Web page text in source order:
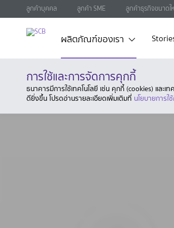
ลูกค้าบุคคล ลูกค้า SME ลูกค้าธุรกิจขนาด
ผลิตภัณฑ์ของเรา
การใช้และการจัดการคุกกี้
ธนาคารมีการใช้เทคโนโลยี เช่น คุกกี้ (cookies) และ
ดียิ่งขึ้น โปรดอ่านรายละเอียดเพิ่มเติมที่ นโยบายการ